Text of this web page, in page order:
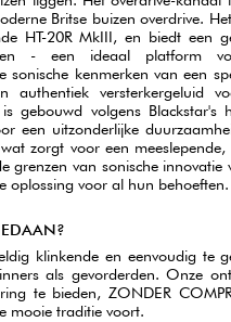
Britse buizen overdrive.
HT-20R MkIII, en biedt een
- een ideaal platform
sonische kenmerken van een
authentiek versterkergeluid
gebouwd volgens
een uitzonderlijke
zorgt voor een
grenzen van sonische
oplossing voor al hun behoeften.
klinkende en eenvoudig te
als gevorderden. Onze
te bieden, ZONDER
mooie traditie voort.